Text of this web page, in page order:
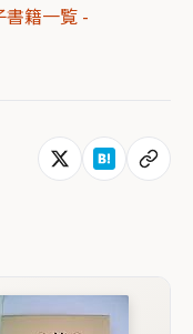
書籍一覧 -